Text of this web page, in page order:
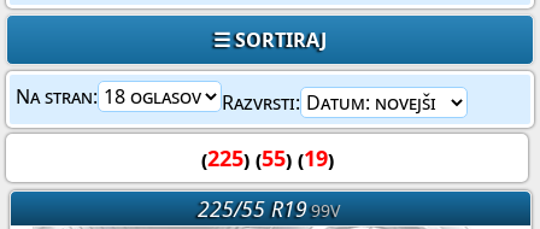
☰ SORTIRAJ
Na stran: Razvrsti:
(225) (55) (19)
225/55 R1999V